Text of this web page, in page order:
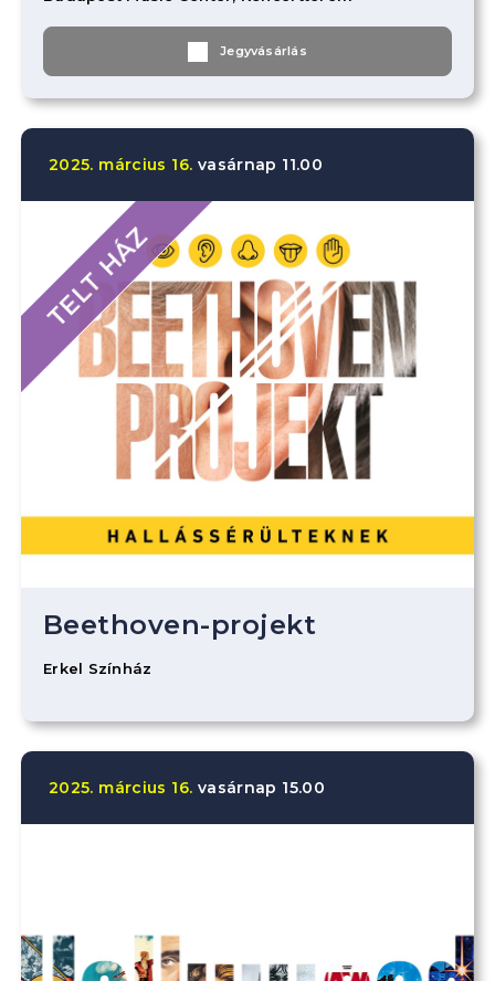
Jegyvásárlás
2025. március 16. vasárnap 11.00
TELT HÁZ
Beethoven-projekt
Erkel Színház
2025. március 16. vasárnap 15.00